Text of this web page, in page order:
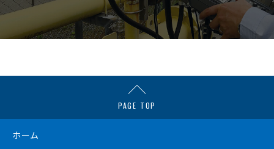
PAGE TOP
ホーム